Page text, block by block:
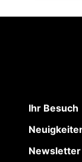
Ihr Besuch
Newsletter